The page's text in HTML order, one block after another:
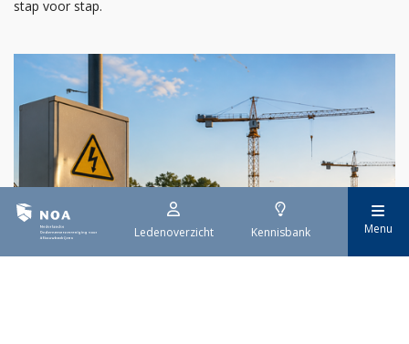
Ledenoverzicht Kennisbank Menu
stap voor stap.